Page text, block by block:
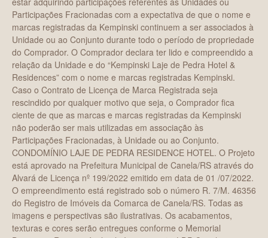
Participações Fracionadas com a expectativa de que o nome e
marcas registradas da Kempinski continuem a ser associados à
Unidade ou ao Conjunto durante todo o período de propriedade
do Comprador. O Comprador declara ter lido e compreendido a
relação da Unidade e do “Kempinski Laje de Pedra Hotel &
Residences” com o nome e marcas registradas Kempinski.
Caso o Contrato de Licença de Marca Registrada seja
rescindido por qualquer motivo que seja, o Comprador fica
ciente de que as marcas e marcas registradas da Kempinski
não poderão ser mais utilizadas em associação às
Participações Fracionadas, à Unidade ou ao Conjunto.
CONDOMÍNIO LAJE DE PEDRA RESIDENCE HOTEL. O Projeto
está aprovado na Prefeitura Municipal de Canela/RS através do
Alvará de Licença nº 199/2022 emitido em data de 01 /07/2022.
O empreendimento está registrado sob o número R. 7/M. 46356
do Registro de Imóveis da Comarca de Canela/RS. Todas as
imagens e perspectivas são ilustrativas. Os acabamentos,
texturas e cores serão entregues conforme o Memorial